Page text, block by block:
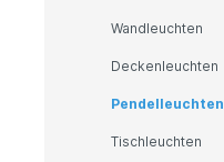
Wandleuchten
Deckenleuchten
Pendelleuchten
Tischleuchten